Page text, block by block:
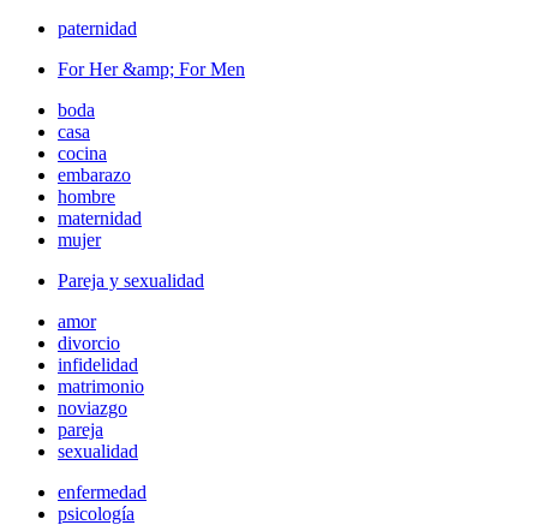
paternidad
For Her &amp; For Men
boda
casa
cocina
embarazo
hombre
maternidad
mujer
Pareja y sexualidad
amor
divorcio
infidelidad
matrimonio
noviazgo
pareja
sexualidad
enfermedad
psicología